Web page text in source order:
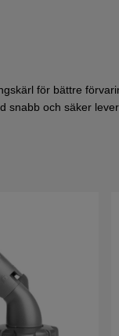
för bättre
snabb och säker